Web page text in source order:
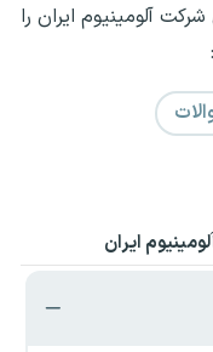
آلومینیوم ایران را
ایران